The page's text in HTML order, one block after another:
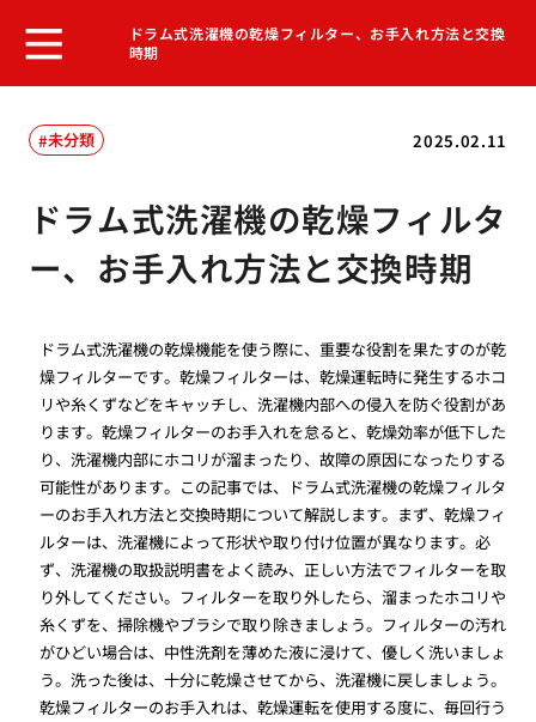
ドラム式洗濯機の乾燥フィルター、お手入れ方法と交換
時期
2025.02.11
未分類
ドラム式洗濯機の乾燥フィルタ
ー、お手入れ方法と交換時期
ドラム式洗濯機の乾燥機能を使う際に、重要な役割を果たすのが乾
燥フィルターです。乾燥フィルターは、乾燥運転時に発生するホコ
リや糸くずなどをキャッチし、洗濯機内部への侵入を防ぐ役割があ
ります。乾燥フィルターのお手入れを怠ると、乾燥効率が低下した
り、洗濯機内部にホコリが溜まったり、故障の原因になったりする
可能性があります。この記事では、ドラム式洗濯機の乾燥フィルタ
ーのお手入れ方法と交換時期について解説します。まず、乾燥フィ
ルターは、洗濯機によって形状や取り付け位置が異なります。必
ず、洗濯機の取扱説明書をよく読み、正しい方法でフィルターを取
り外してください。フィルターを取り外したら、溜まったホコリや
糸くずを、掃除機やブラシで取り除きましょう。フィルターの汚れ
がひどい場合は、中性洗剤を薄めた液に浸けて、優しく洗いましょ
う。洗った後は、十分に乾燥させてから、洗濯機に戻しましょう。
乾燥フィルターのお手入れは、乾燥運転を使用する度に、毎回行う